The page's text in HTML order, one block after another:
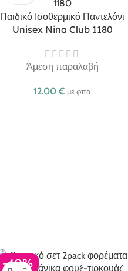
Παιδικό Ισοθερμικό Παντελόνι
Unisex Nina Club 1180
Άμεση παραλαβή
12.00 € με φπα
-40%